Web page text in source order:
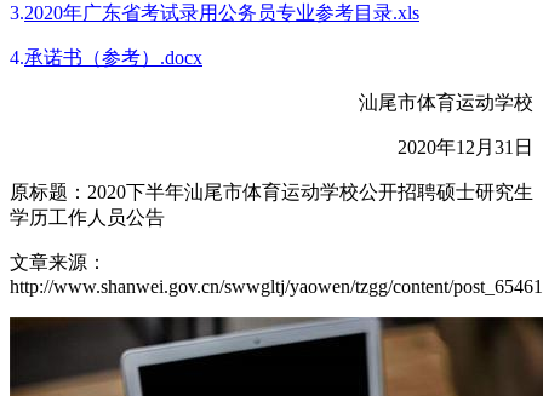
3.2020年广东省考试录用公务员专业参考目录.xls
4.承诺书（参考）.docx
汕尾市体育运动学校
2020年12月31日
原标题：2020下半年汕尾市体育运动学校公开招聘硕士研究生
学历工作人员公告
文章来源：
http://www.shanwei.gov.cn/swwgltj/yaowen/tzgg/content/